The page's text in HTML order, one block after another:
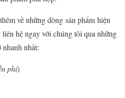
về những dòng sản phẩm hiện
hệ ngay với chúng tôi qua những
nhất:
phí)